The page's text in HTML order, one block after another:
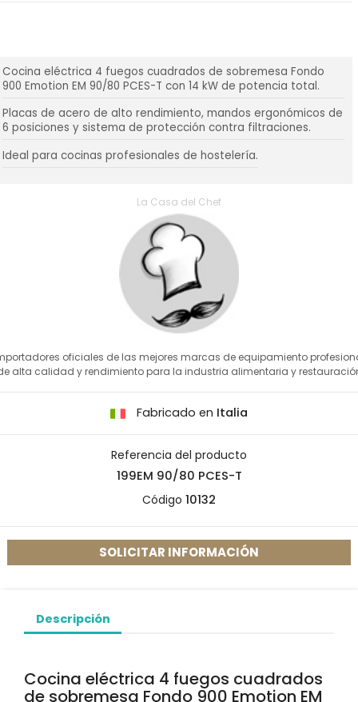
Cocina eléctrica 4 fuegos cuadrados de sobremesa Fondo
900 Emotion EM 90/80 PCES-T con 14 kW de potencia total.
Placas de acero de alto rendimiento, mandos ergonómicos de
6 posiciones y sistema de protección contra filtraciones.
Ideal para cocinas profesionales de hostelería.
La Casa del Chef
oficiales de las mejores marcas de equipamiento
alta calidad y rendimiento para la industria alimentaria y
Fabricado en Italia
Referencia del producto
199EM 90/80 PCES-T
Código 10132
SOLICITAR INFORMACIÓN
Descripción
Cocina eléctrica 4 fuegos cuadrados
de sobremesa Fondo 900 Emotion EM